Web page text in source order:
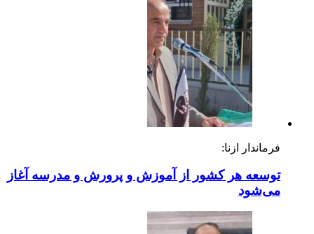
فرماندار ازنا:
توسعه هر کشور از آموزش و پرورش و مدرسه آغاز
می‌شود